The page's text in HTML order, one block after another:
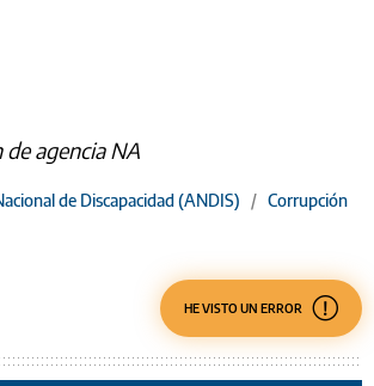
agencia NA
de Discapacidad (ANDIS) / Corrupción
HE VISTO UN ERROR